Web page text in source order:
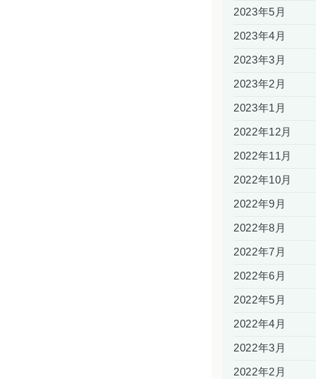
2023年5月
2023年4月
2023年3月
2023年2月
2023年1月
2022年12月
2022年11月
2022年10月
2022年9月
2022年8月
2022年7月
2022年6月
2022年5月
2022年4月
2022年3月
2022年2月